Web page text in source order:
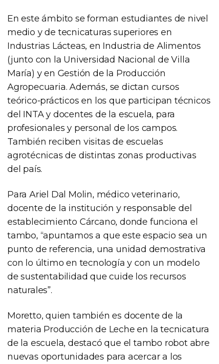
En este ámbito se forman estudiantes de nivel
medio y de tecnicaturas superiores en
Industrias Lácteas, en Industria de Alimentos
(junto con la Universidad Nacional de Villa
María) y en Gestión de la Producción
Agropecuaria. Además, se dictan cursos
teórico-prácticos en los que participan técnicos
del INTA y docentes de la escuela, para
profesionales y personal de los campos.
También reciben visitas de escuelas
agrotécnicas de distintas zonas productivas
del país.
Para Ariel Dal Molin, médico veterinario,
docente de la institución y responsable del
establecimiento Cárcano, donde funciona el
tambo, “apuntamos a que este espacio sea un
punto de referencia, una unidad demostrativa
con lo último en tecnología y con un modelo
de sustentabilidad que cuide los recursos
naturales”.
Moretto, quien también es docente de la
materia Producción de Leche en la tecnicatura
de la escuela, destacó que el tambo robot abre
nuevas oportunidades para acercar a los